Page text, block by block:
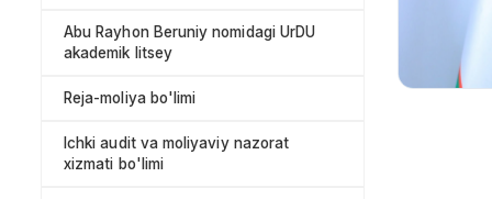
Abu Rayhon Beruniy nomidagi UrDU
akademik litsey
Reja-moliya bo'limi
Ichki audit va moliyaviy nazorat
xizmati bo'limi